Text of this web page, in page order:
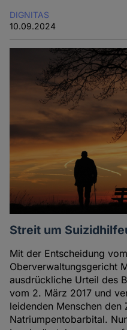
DIGNITAS
10.09.2024
Streit um
Mit der Entscheidung
Oberverwaltungsgericht
ausdrückliche Urteil des
vom 2. März 2017 und
leidenden Menschen den
Natriumpentobarbital.